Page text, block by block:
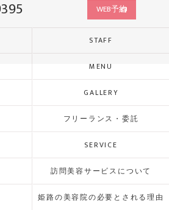
WEB予約
STAFF
MENU
GALLERY
フリーランス・委託
SERVICE
訪問美容サービスについて
姫路の美容院の必要とされる理由